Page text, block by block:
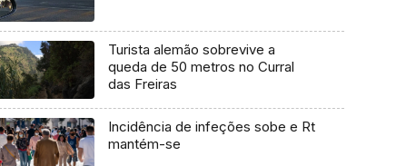
Turista alemão sobrevive a
queda de 50 metros no Curral
das Freiras
Incidência de infeções sobe e Rt
mantém-se